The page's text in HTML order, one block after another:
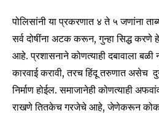
पोलिसांनी या प्रकरणात ४ ते ५ जणांना
सर्व दोषींना अटक करून, गुन्हा सिद्ध करणे
आहे. प्रशासनाने कोणत्याही दबावाला
कारवाई करावी, तरच हिंदू तरुणात असेच
निर्माण होईल. समाजानेही कोणत्याही
राखणे तितकेच गरजेचे आहे, जेणेकरून